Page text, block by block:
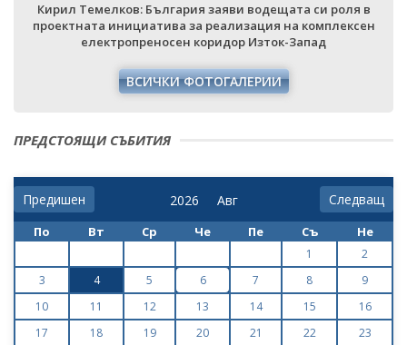
Кирил Темелков: България заяви водещата си роля в
проектната инициатива за реализация на комплексен
електропреносен коридор Изток-Запад
ВСИЧКИ ФОТОГАЛЕРИИ
ПРЕДСТОЯЩИ СЪБИТИЯ
Предишен Следващ
По Вт Ср Че Пе Съ Не
1
2
3
4 5 6 7 8
9
10
11 12 13 14 15
16
17
18 19 20 21 22
23